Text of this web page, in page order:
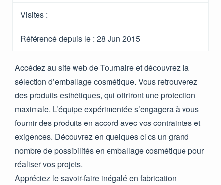
Visites :
Référencé depuis le : 28 Jun 2015
Accédez au site web de Tournaire et découvrez la
sélection d’emballage cosmétique. Vous retrouverez
des produits esthétiques, qui offriront une protection
maximale. L’équipe expérimentée s’engagera à vous
fournir des produits en accord avec vos contraintes et
exigences. Découvrez en quelques clics un grand
nombre de possibilités en emballage cosmétique pour
réaliser vos projets.
Appréciez le savoir-faire inégalé en fabrication